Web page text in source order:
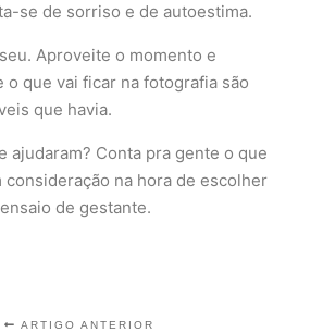
se de sorriso e de autoestima.
Aproveite o momento e
o que vai ficar na fotografia são
que havia.
ajudaram? Conta pra gente o que
consideração na hora de escolher
de gestante.
ARTIGO ANTERIOR